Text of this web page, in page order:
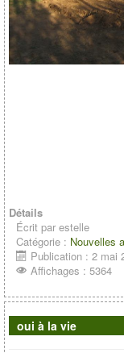
Détails
Écrit par estelle
Catégorie : Nouvelles
Publication : 2 mai
Affichages : 5364
oui à la vie